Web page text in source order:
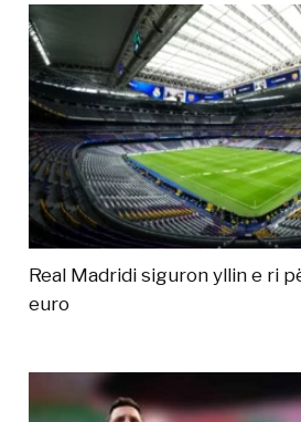
Real Madridi siguron yllin e ri
euro